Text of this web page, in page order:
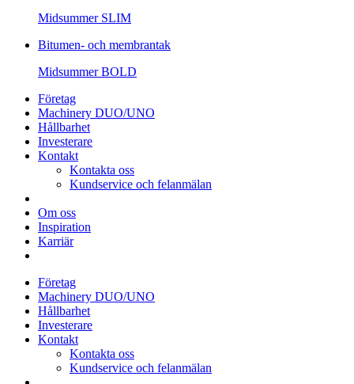
Midsummer SLIM
Bitumen- och membrantak
MidsummerBOLD
Företag
Machinery DUO/UNO
Hållbarhet
Investerare
Kontakt
Kontakta oss
Kundservice och felanmälan
Om oss
Inspiration
Karriär
Företag
Machinery DUO/UNO
Hållbarhet
Investerare
Kontakt
Kontakta oss
Kundservice och felanmälan